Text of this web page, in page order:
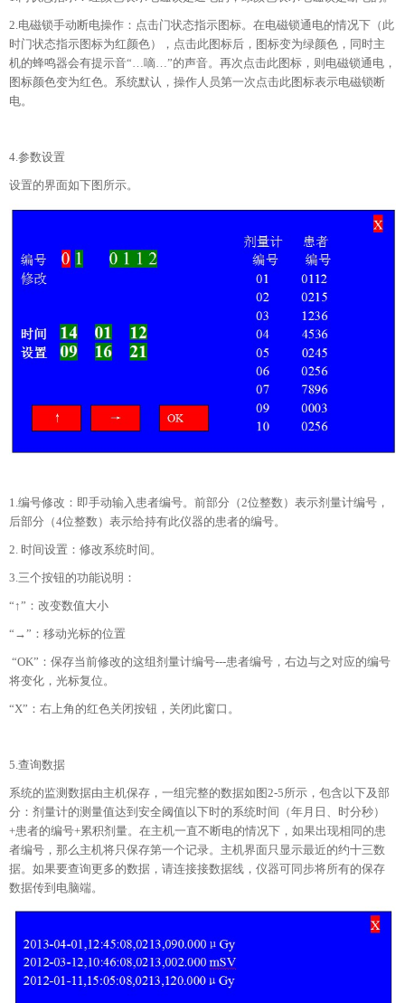
2.电磁锁手动断电操作：点击门状态指示图标。在电磁锁通电的情况下（此
时门状态指示图标为红颜色），点击此图标后，图标变为绿颜色，同时主
机的蜂鸣器会有提示音“…嘀…”的声音。再次点击此图标，则电磁锁通电，
图标颜色变为红色。系统默认，操作人员第一次点击此图标表示电磁锁断
电。
4.参数设置
设置的界面如下图所示。
1.编号修改：即手动输入患者编号。前部分（2位整数）表示剂量计编号，
后部分（4位整数）表示给持有此仪器的患者的编号。
2. 时间设置：修改系统时间。
3.三个按钮的功能说明：
“↑”：改变数值大小
“→”：移动光标的位置
“OK”：保存当前修改的这组剂量计编号---患者编号，右边与之对应的编号
将变化，光标复位。
“X”：右上角的红色关闭按钮，关闭此窗口。
5.查询数据
系统的监测数据由主机保存，一组完整的数据如图2-5所示，包含以下及部
分：剂量计的测量值达到安全阈值以下时的系统时间（年月日、时分秒）
+患者的编号+累积剂量。在主机一直不断电的情况下，如果出现相同的患
者编号，那么主机将只保存第一个记录。主机界面只显示最近的约十三数
据。如果要查询更多的数据，请连接接数据线，仪器可同步将所有的保存
数据传到电脑端。